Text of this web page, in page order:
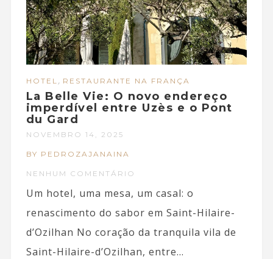
HOTEL , RESTAURANTE NA FRANÇA
La Belle Vie: O novo endereço
imperdível entre Uzès e o Pont
du Gard
NOVEMBRO 14, 2025
BY PEDROZAJANAINA
NENHUM COMENTÁRIO
Um hotel, uma mesa, um casal: o
renascimento do sabor em Saint-Hilaire-
d’Ozilhan No coração da tranquila vila de
Saint-Hilaire-d’Ozilhan, entre...